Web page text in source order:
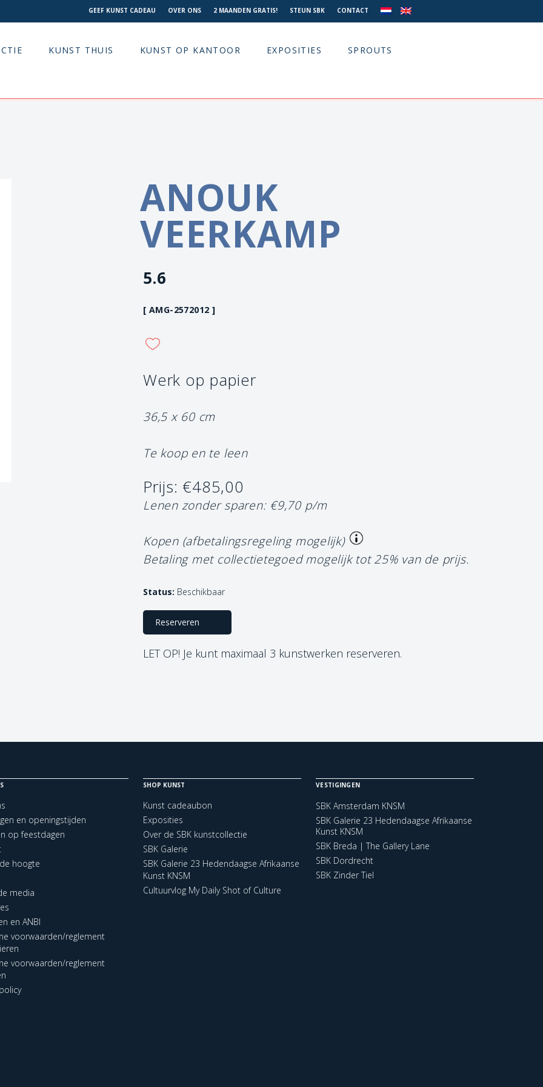
GEEF KUNST CADEAU OVER ONS 2 MAANDEN GRATIS! STEUN SBK CONTACT
KUNST THUIS KUNST OP KANTOOR EXPOSITIES SPROUTS
ANOUK
VEERKAMP
5.6
[ AMG-2572012 ]
Werk op papier
36,5 x 60 cm
Te koop en te leen
Prijs: €485,00
Lenen zonder sparen: €9,70 p/m
Kopen (afbetalingsregeling mogelijk)
Betaling met collectietegoed mogelijk tot 25% van de prijs.
Status: Beschikbaar
Reserveren
LET OP! Je kunt maximaal 3 kunstwerken reserveren.
en openingstijden
op feestdagen
hoogte
media
en ANBI
voorwaarden/reglement
voorwaarden/reglement
SHOP KUNST
Kunst cadeaubon
Exposities
Over de SBK kunstcollectie
SBK Galerie
SBK Galerie 23 Hedendaagse Afrikaanse
Kunst KNSM
Cultuurvlog My Daily Shot of Culture
VESTIGINGEN
SBK Amsterdam KNSM
SBK Galerie 23 Hedendaagse Afrikaanse
Kunst KNSM
SBK Breda | The Gallery Lane
SBK Dordrecht
SBK Zinder Tiel